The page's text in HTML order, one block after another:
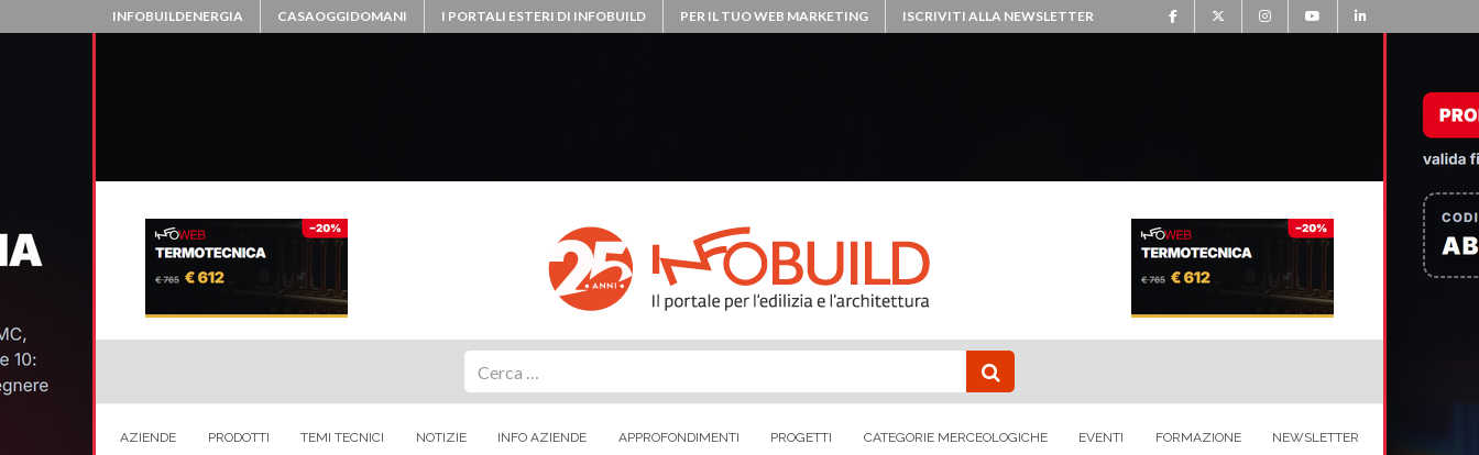
INFOBUILDENERGIA CASAOGGIDOMANI I PORTALI ESTERI DI INFOBUILD PER IL TUO WEB MARKETING ISCRIVITI ALLA NEWSLETTER
AZIENDE PRODOTTI TEMI TECNICI NOTIZIE INFO AZIENDE APPROFONDIMENTI PROGETTI CATEGORIE MERCEOLOGICHE EVENTI FORMAZIONE NEWSLETTER